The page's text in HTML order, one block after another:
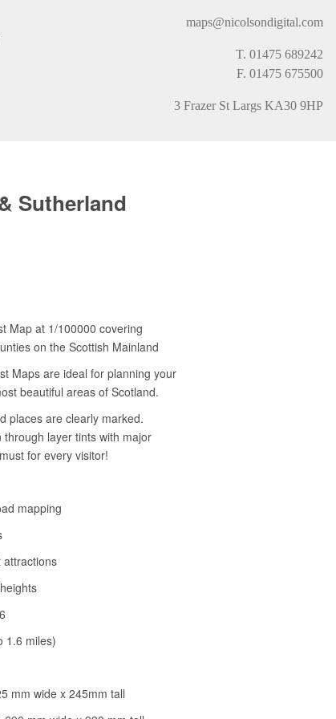
maps@nicolsondigital.com
T. 01475 689242
F. 01475 675500
3 Frazer St Largs KA30 9HP